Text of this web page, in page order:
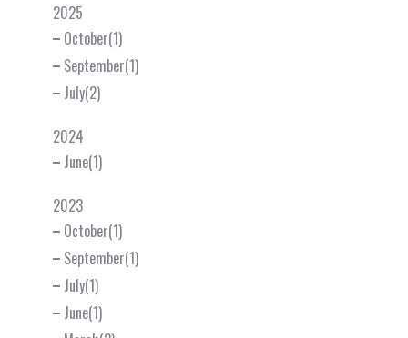
2025
October(1)
September(1)
July(2)
2024
June(1)
2023
October(1)
September(1)
July(1)
June(1)